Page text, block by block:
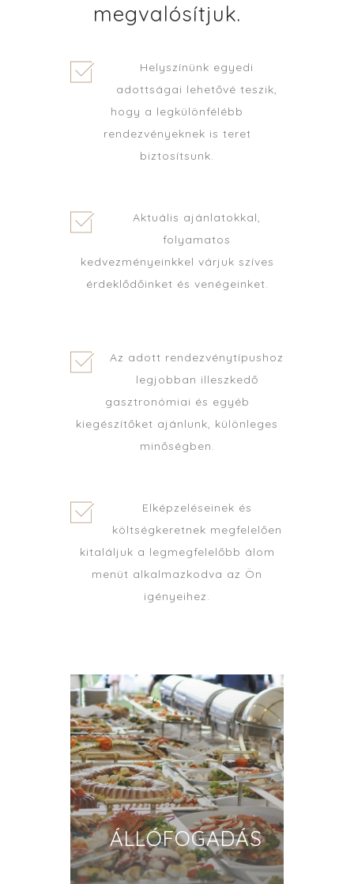
megvalósítjuk.
Helyszínünk egyedi
adottságai lehetővé teszik,
hogy a legkülönfélébb
rendezvényeknek is teret
biztosítsunk.
Aktuális ajánlatokkal,
folyamatos
kedvezményeinkkel várjuk szíves
érdeklődőinket és venégeinket.
Az adott rendezvénytípushoz
legjobban illeszkedő
gasztronómiai és egyéb
kiegészítőket ajánlunk, különleges
minőségben.
Elképzeléseinek és
költségkeretnek megfelelően
kitaláljuk a legmegfelelőbb álom
menüt alkalmazkodva az Ön
igényeihez.
ÁLLÓFOGADÁS